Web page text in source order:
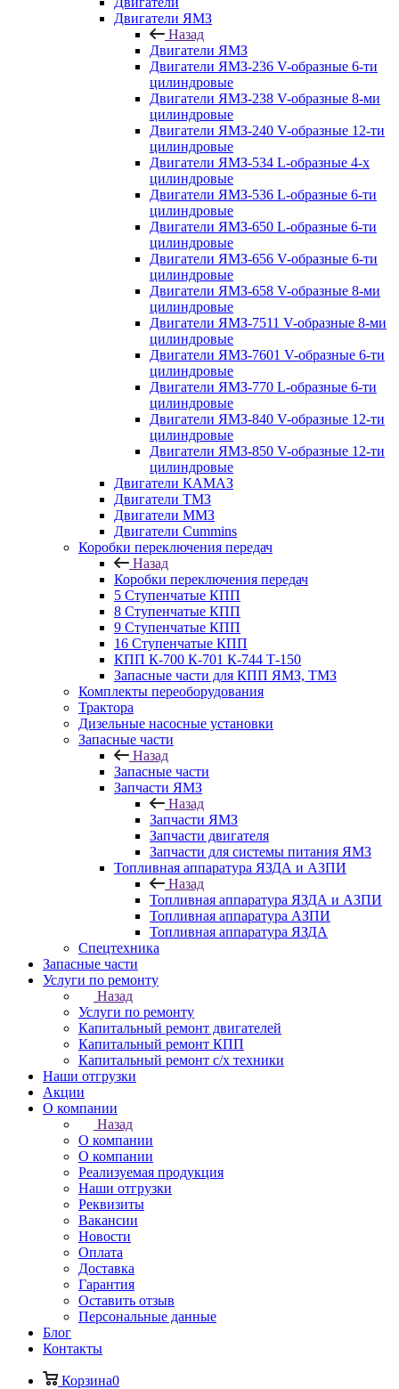
Двигатели ЯМЗ
Назад
Двигатели ЯМЗ
Двигатели ЯМЗ-236 V-образные 6-ти
цилиндровые
Двигатели ЯМЗ-238 V-образные 8-ми
цилиндровые
Двигатели ЯМЗ-240 V-образные 12-ти
цилиндровые
Двигатели ЯМЗ-534 L-образные 4-х
цилиндровые
Двигатели ЯМЗ-536 L-образные 6-ти
цилиндровые
Двигатели ЯМЗ-650 L-образные 6-ти
цилиндровые
Двигатели ЯМЗ-656 V-образные 6-ти
цилиндровые
Двигатели ЯМЗ-658 V-образные 8-ми
цилиндровые
Двигатели ЯМЗ-7511 V-образные 8-ми
цилиндровые
Двигатели ЯМЗ-7601 V-образные 6-ти
цилиндровые
Двигатели ЯМЗ-770 L-образные 6-ти
цилиндровые
Двигатели ЯМЗ-840 V-образные 12-ти
цилиндровые
Двигатели ЯМЗ-850 V-образные 12-ти
цилиндровые
Двигатели КАМАЗ
Двигатели ТМЗ
Двигатели ММЗ
Двигатели Cummins
Коробки переключения передач
Назад
Коробки переключения передач
5 Ступенчатые КПП
8 Ступенчатые КПП
9 Ступенчатые КПП
16 Ступенчатые КПП
КПП К-700 К-701 К-744 Т-150
Запасные части для КПП ЯМЗ, ТМЗ
Комплекты переоборудования
Трактора
Дизельные насосные установки
Запасные части
Назад
Запасные части
Запчасти ЯМЗ
Назад
Запчасти ЯМЗ
Запчасти двигателя
Запчасти для системы питания ЯМЗ
Топливная аппаратура ЯЗДА и АЗПИ
Назад
Топливная аппаратура ЯЗДА и АЗПИ
Топливная аппаратура АЗПИ
Топливная аппаратура ЯЗДА
Спецтехника
Запасные части
Услуги по ремонту
Назад
Услуги по ремонту
Капитальный ремонт двигателей
Капитальный ремонт КПП
Капитальный ремонт с/х техники
Наши отгрузки
Акции
О компании
Назад
О компании
О компании
Реализуемая продукция
Наши отгрузки
Реквизиты
Вакансии
Новости
Оплата
Доставка
Гарантия
Оставить отзыв
Персональные данные
Блог
Контакты
Корзина0